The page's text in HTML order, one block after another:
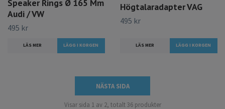
Speaker Rings Ø 165 Mm
Audi / VW
495 kr
LÄS MER
Högtalaradapter VAG
495 kr
LÄS MER
NÄSTA SIDA
Visar sida 1 av 2, totalt 36 produkter